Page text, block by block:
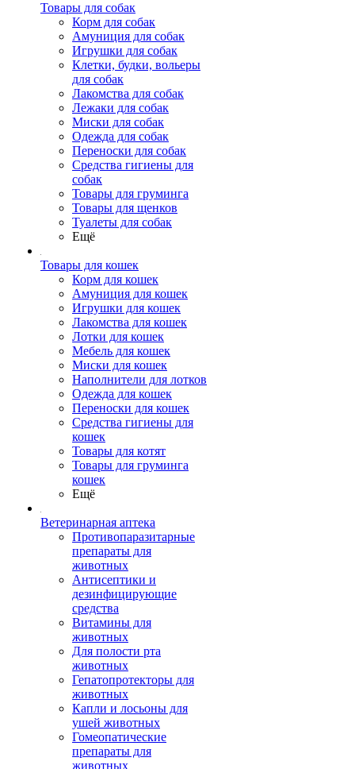
Товары для собак
Корм для собак
Амуниция для собак
Игрушки для собак
Клетки, будки, вольеры
для собак
Лакомства для собак
Лежаки для собак
Миски для собак
Одежда для собак
Переноски для собак
Средства гигиены для
собак
Товары для груминга
Товары для щенков
Туалеты для собак
Ещё
Товары для кошек
Корм для кошек
Амуниция для кошек
Игрушки для кошек
Лакомства для кошек
Лотки для кошек
Мебель для кошек
Миски для кошек
Наполнители для лотков
Одежда для кошек
Переноски для кошек
Средства гигиены для
кошек
Товары для котят
Товары для груминга
кошек
Ещё
Ветеринарная аптека
Противопаразитарные
препараты для
животных
Антисептики и
дезинфицирующие
средства
Витамины для
животных
Для полости рта
животных
Гепатопротекторы для
животных
Капли и лосьоны для
ушей животных
Гомеопатические
препараты для
животных